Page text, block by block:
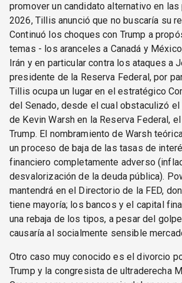
promover un candidato alternativo en
2026, Tillis anunció que no buscaría su
Continuó los choques con Trump a
temas - los aranceles a Canadá y
Irán y en particular contra los ataques a
presidente de la Reserva Federal, por
Tillis ocupa un lugar en el estratégico
del Senado, desde el cual obstaculizó el
de Kevin Warsh en la Reserva Federal,
Trump. El nombramiento de Warsh
un proceso de baja de las tasas de
financiero completamente adverso
desvalorización de la deuda pública).
mantendrá en el Directorio de la FED,
tiene mayoría; los bancos y el capital
una rebaja de los tipos, a pesar del
causaría al socialmente sensible
Otro caso muy conocido es el divorcio
Trump y la congresista de ultraderecha